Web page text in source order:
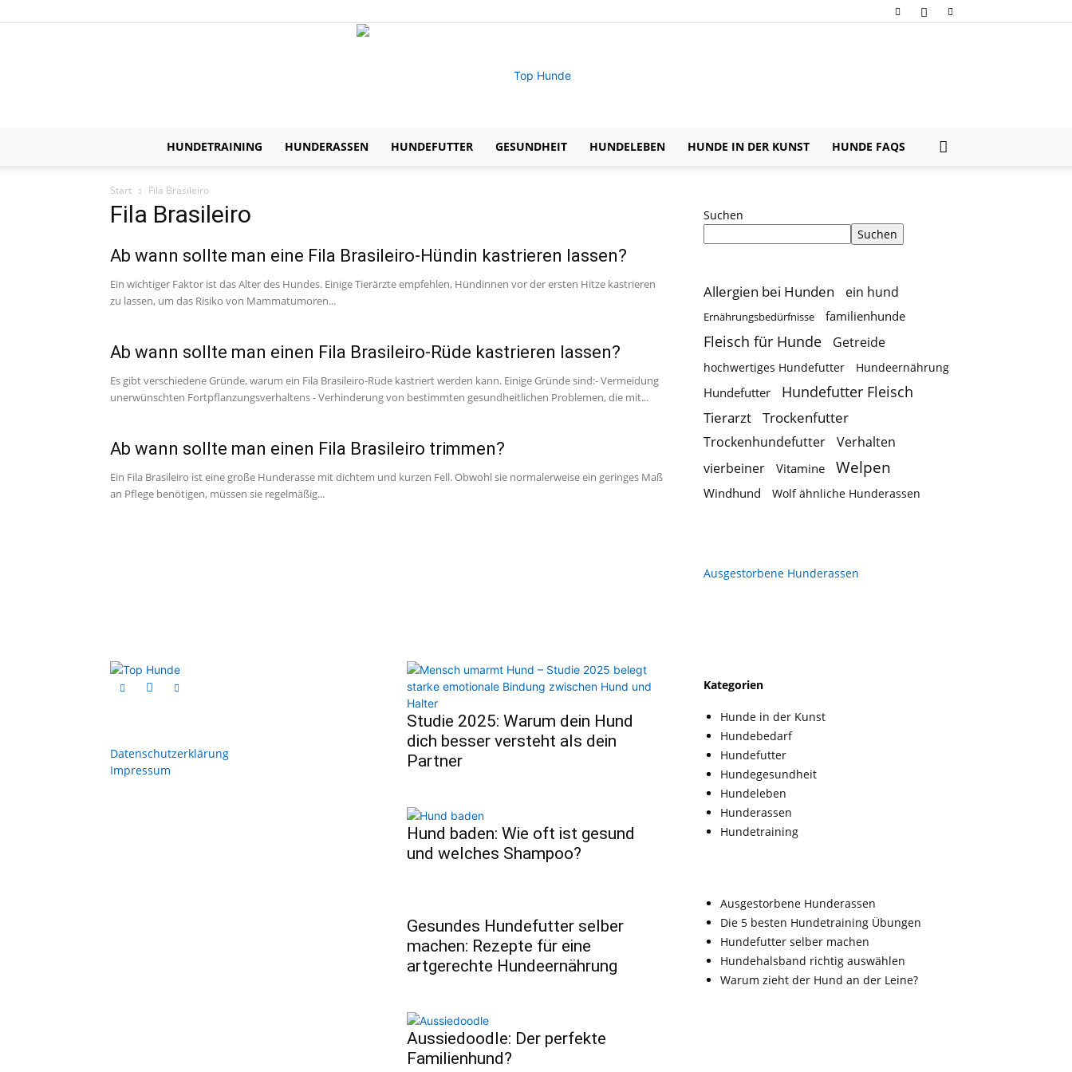
zu
Hundeernährung,
Hunderassen
HUNDETRAINING HUNDERASSEN HUNDEFUTTER GESUNDHEIT HUNDELEBEN HUNDE IN DER KUNST HUNDE FAQS
Start Fila Brasileiro
Fila Brasileiro
Ab wann sollte man eine Fila Brasileiro-Hündin kastrieren lassen?
Ein wichtiger Faktor ist das Alter des Hundes. Einige Tierärzte empfehlen, Hündinnen vor der ersten Hitze kastrieren
zu lassen, um das Risiko von Mammatumoren...
Ab wann sollte man einen Fila Brasileiro-Rüde kastrieren lassen?
Es gibt verschiedene Gründe, warum ein Fila Brasileiro-Rüde kastriert werden kann. Einige Gründe sind:- Vermeidung
unerwünschten Fortpflanzungsverhaltens - Verhinderung von bestimmten gesundheitlichen Problemen, die mit...
Ab wann sollte man einen Fila Brasileiro trimmen?
Ein Fila Brasileiro ist eine große Hunderasse mit dichtem und kurzen Fell. Obwohl sie normalerweise ein geringes Maß
an Pflege benötigen, müssen sie regelmäßig...
Suchen
Suchen
Allergien bei Hunden ein hund
Ernährungsbedürfnisse familienhunde
Fleisch für Hunde Getreide
hochwertiges Hundefutter Hundeernährung
Hundefutter Hundefutter Fleisch
Tierarzt Trockenfutter
Trockenhundefutter
Verhalten
vierbeiner
Vitamine Welpen
Windhund Wolf ähnliche Hunderassen
Ausgestorbene Hunderassen
Datenschutzerklärung
Impressum
Studie 2025: Warum dein Hund
dich besser versteht als dein
Partner
Hund baden: Wie oft ist gesund
und welches Shampoo?
Gesundes Hundefutter selber
machen: Rezepte für eine
artgerechte Hundeernährung
Aussiedoodle: Der perfekte
Familienhund?
Kategorien
Hunde in der Kunst
Hundebedarf
Hundefutter
Hundegesundheit
Hundeleben
Hunderassen
Hundetraining
Ausgestorbene Hunderassen
Die 5 besten Hundetraining Übungen
Hundefutter selber machen
Hundehalsband richtig auswählen
Warum zieht der Hund an der Leine?